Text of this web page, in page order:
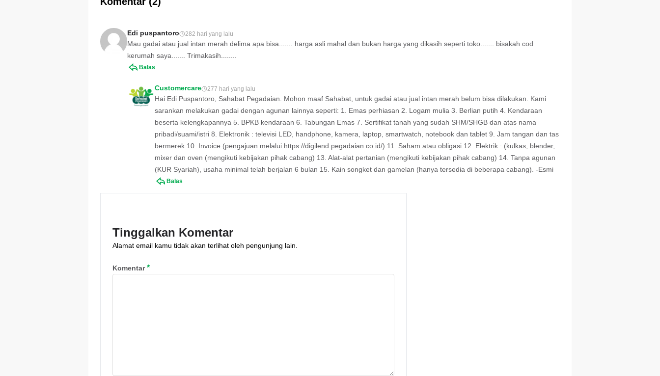
kita punya di usia 25
Edi puspantoro 282 hari yang lalu
Mau gadai atau jual intan merah delima apa bisa....... harga asli mahal dan bukan harga yang dikasih seperti toko....... bisakah cod
kerumah saya....... Trimakasih........
Balas
Customercare 277 hari yang lalu
Hai Edi Puspantoro, Sahabat Pegadaian. Mohon maaf Sahabat, untuk gadai atau jual intan merah belum bisa dilakukan. Kami
sarankan melakukan gadai dengan agunan lainnya seperti: 1. Emas perhiasan 2. Logam mulia 3. Berlian putih 4. Kendaraan
beserta kelengkapannya 5. BPKB kendaraan 6. Tabungan Emas 7. Sertifikat tanah yang sudah SHM/SHGB dan atas nama
pribadi/suami/istri 8. Elektronik : televisi LED, handphone, kamera, laptop, smartwatch, notebook dan tablet 9. Jam tangan dan tas
bermerek 10. Invoice (pengajuan melalui https://digilend.pegadaian.co.id/) 11. Saham atau obligasi 12. Elektrik : (kulkas, blender,
mixer dan oven (mengikuti kebijakan pihak cabang) 13. Alat-alat pertanian (mengikuti kebijakan pihak cabang) 14. Tanpa agunan
(KUR Syariah), usaha minimal telah berjalan 6 bulan 15. Kain songket dan gamelan (hanya tersedia di beberapa cabang). -Esmi
Balas
Tinggalkan Komentar
Alamat email kamu tidak akan terlihat oleh pengunjung lain.
Komentar*